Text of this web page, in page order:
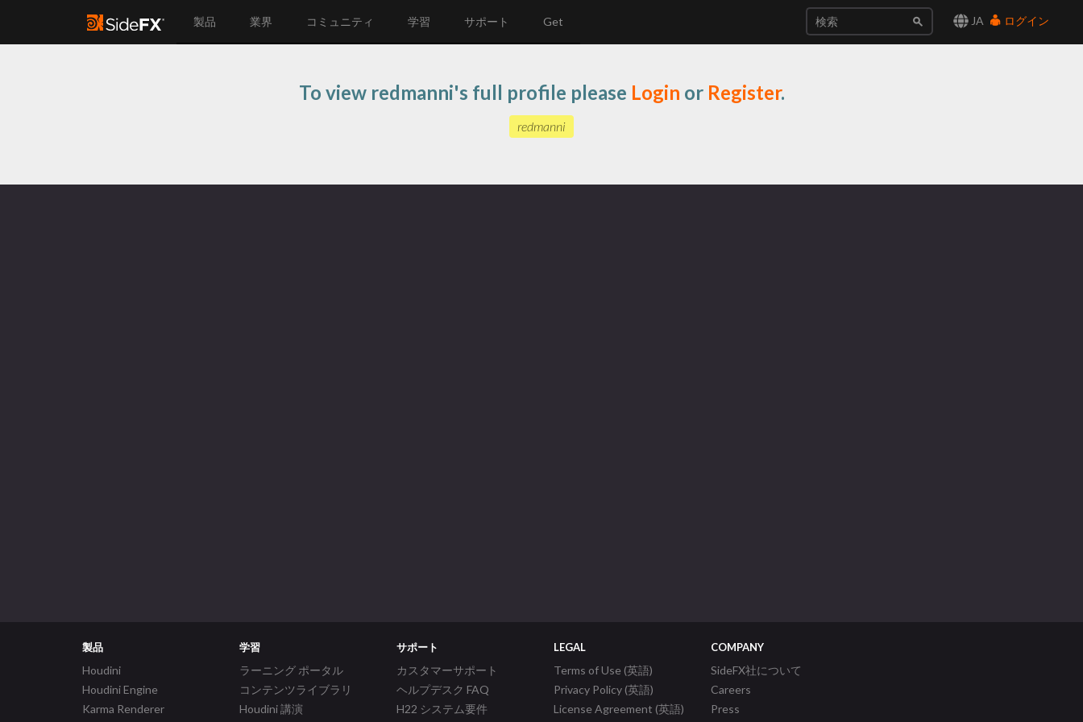
JA ログイン
製品 業界 コミュニティ 学習 サポート Get
To view redmanni's full profile please Login or Register.
redmanni
製品
Houdini
Houdini Engine
Karma Renderer
学習
ラーニング ポータル
コンテンツライブラリ
Houdini 講演
サポート
カスタマーサポート
ヘルプデスク FAQ
H22 システム要件
LEGAL
Terms of Use (英語)
Privacy Policy (英語)
License Agreement (英語)
COMPANY
SideFX社について
Careers
Press